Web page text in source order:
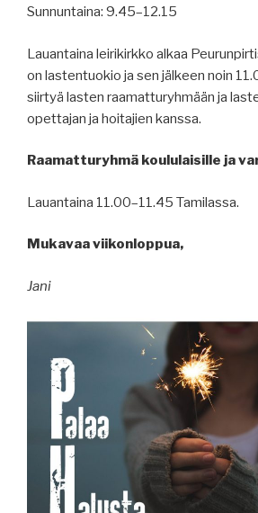
Sunnuntaina: 9.45–12.15
Lauantaina leirikirkko alkaa
on lastentuokio ja sen jälkeen noin
siirtyä lasten raamatturyhmään ja
opettajan ja hoitajien kanssa.
Raamatturyhmä koululaisille ja
Lauantaina 11.00–11.45 Tamilassa.
Mukavaa viikonloppua,
Jani